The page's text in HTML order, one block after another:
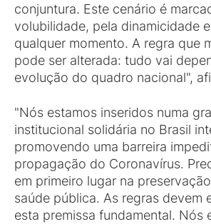
conjuntura. Este cenário é
volubilidade, pela dinamicidade
qualquer momento. A regra que
pode ser alterada: tudo vai
evolução do quadro nacional",
"Nós estamos inseridos numa
institucional solidária no Brasil
promovendo uma barreira
propagação do Coronavírus.
em primeiro lugar na
saúde pública. As regras devem
esta premissa fundamental. Nós